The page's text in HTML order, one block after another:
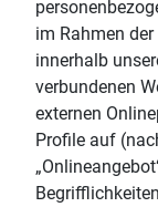
im Rahmen
innerhalb
verbundenen
externen
Profile auf